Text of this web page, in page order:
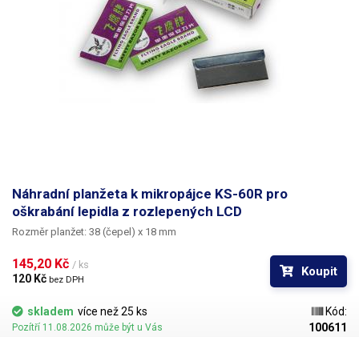
Náhradní planžeta k mikropájce KS-60R pro
oškrabání lepidla z rozlepených LCD
Rozměr planžet: 38 (čepel) x 18 mm
145,20 Kč / ks
120 Kč bez DPH
Koupit
skladem více než 25 ks
Pozítří 11.08.2026 může být u Vás
Kód:
100611